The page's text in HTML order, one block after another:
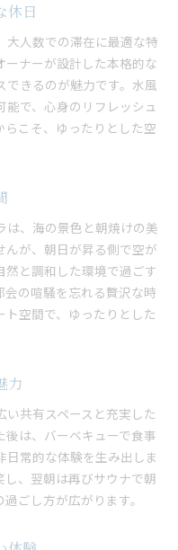
休日
大人数での滞在に最適な特
ーナーが設計した本格的な
できるのが魅力です。水風
で、心身のリフレッシュ
こそ、ゆったりとした空
は、海の景色と朝焼けの美
んが、朝日が昇る側で空が
と調和した環境で過ごす
の喧騒を忘れる贅沢な時
空間で、ゆったりとした
力
共有スペースと充実した
は、バーベキューで食事
常的な体験を生み出しま
、翌朝は再びサウナで朝
ごし方が広がります。